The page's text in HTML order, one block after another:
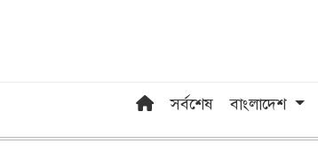
সর্বশেষ বাংলাদেশ